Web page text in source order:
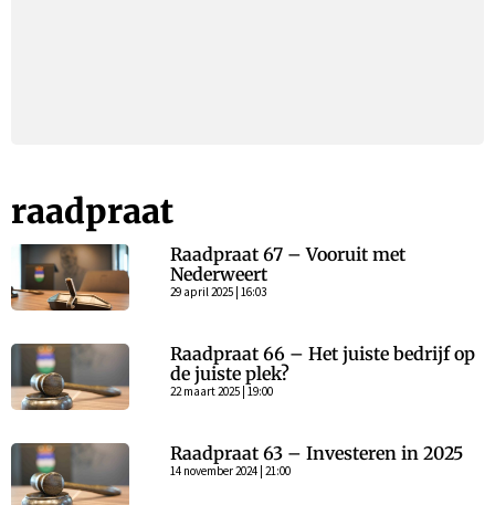
raadpraat
Raadpraat 67 – Vooruit met
Nederweert
29 april 2025 | 16:03
Raadpraat 66 – Het juiste bedrijf op
de juiste plek?
22 maart 2025 | 19:00
Raadpraat 63 – Investeren in 2025
14 november 2024 | 21:00